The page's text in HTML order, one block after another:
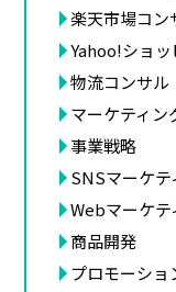
楽天市場コン
Yahoo!ショ
物流コンサル
マーケティン
事業戦略
SNSマーケテ
Webマーケテ
商品開発
プロモーショ